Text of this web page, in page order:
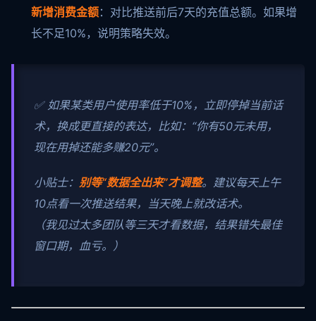
新增消费金额：对比推送前后7天的充值总额。如果增
长不足10%，说明策略失效。
✅ 如果某类用户使用率低于10%，立即停掉当前话
术，换成更直接的表达，比如：“你有50元未用，
现在用掉还能多赚20元”。
小贴士： 别等“数据全出来”才调整。建议每天上午
10点看一次推送结果，当天晚上就改话术。
（我见过太多团队等三天才看数据，结果错失最佳
窗口期，血亏。）